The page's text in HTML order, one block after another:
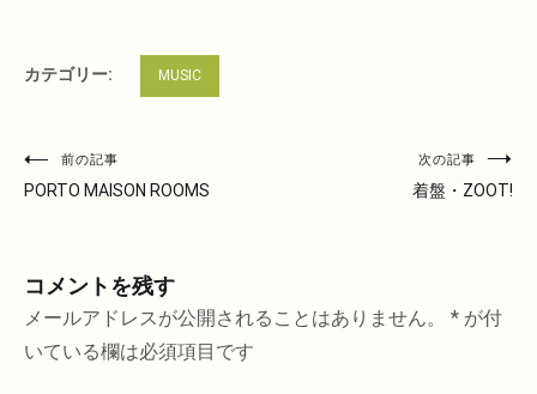
カテゴリー: MUSIC
投
稿
ゲ
ー
シ
前の記事
PORTO MAISON ROOMS
次の記事
着盤・ZOOT!
コメントを残す
メールアドレスが公開されることはありません。 * が付
いている欄は必須項目です